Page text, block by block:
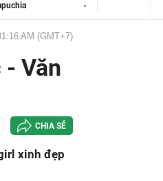
-
AM (GMT+7)
Văn
CHIA SẺ
xinh đẹp